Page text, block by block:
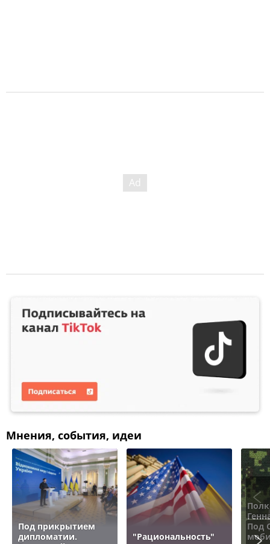
Мнения, события, идеи
Под прикрытием
дипломатии.
"Рациональность"
Под